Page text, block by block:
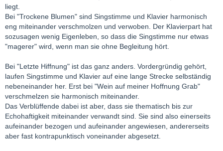
liegt.
Bei "Trockene Blumen" sind Singstimme und Klavier harmonisch
eng miteinander verschmolzen und verwoben. Der Klavierpart hat
sozusagen wenig Eigenleben, so dass die Singstimme nur etwas
"magerer" wird, wenn man sie ohne Begleitung hört.
Bei "Letzte Hiffnung" ist das ganz anders. Vordergründig gehört,
laufen Singstimme und Klavier auf eine lange Strecke selbständig
nebeneinander her. Erst bei "Wein auf meiner Hoffnung Grab"
verschmelzen sie harmonisch miteinander.
Das Verblüffende dabei ist aber, dass sie thematisch bis zur
Echohaftigkeit miteinander verwandt sind. Sie sind also einerseits
aufeinander bezogen und aufeinander angewiesen, andererseits
aber fast kontrapunktisch voneinander abgesetzt.